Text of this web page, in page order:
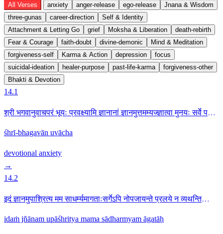
All Verses anxiety anger-release ego-release
Jnana & Wisdom
three-gunas
career-direction
Self & Identity
Attachment & Letting Go
grief Moksha & Liberation
death-rebirth
Fear & Courage
faith-doubt divine-demonic
Mind & Meditation
forgiveness-self
Karma & Action depression
focus
suicidal-ideation
healer-purpose past-life-karma
forgiveness-other
Bhakti & Devotion
14.1
श्री भगवानुवाचपरं भूयः प्रवक्ष्यामि ज्ञानानां ज्ञानमुत्तमम्यज्ज्ञात्वा मुनयः सर्वे परां
śhrī-bhagavān uvācha
devotional anxiety
→
14.2
इदं ज्ञानमुपाश्रित्य मम साधर्म्यमागताःसर्गेऽपि नोपजायन्ते प्रलये न व्यथन्ति
idaṁ jñānam upāśhritya mama sādharmyam āgatāḥ